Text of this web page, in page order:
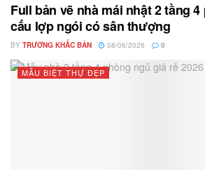
Full bản vẽ nhà mái nhật 2 tầng
cấu lợp ngói có sân thượng
BY TRƯƠNG KHẮC BẢN 08/06/2026 0
MẪU BIỆT THỰ ĐẸP